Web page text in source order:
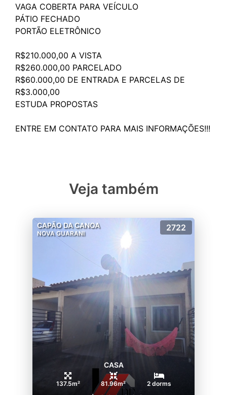
VAGA COBERTA PARA VEÍCULO
PÁTIO FECHADO
PORTÃO ELETRÔNICO
R$210.000,00 A VISTA
R$260.000,00 PARCELADO
R$60.000,00 DE ENTRADA E PARCELAS DE
R$3.000,00
ESTUDA PROPOSTAS
Veja também
CAPÃO DA CANOA
NOVA GUARANI
2722
CASA
137.5m² 81.96m² 2 dorms